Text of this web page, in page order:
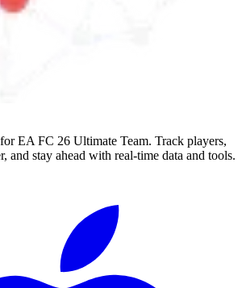
EA FC 26 Ultimate Team. Track players,
and stay ahead with real-time data and tools.